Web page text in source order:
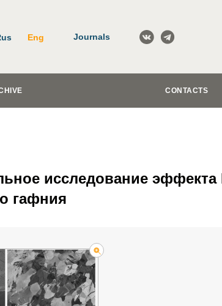
Eng Journals
CONTACTS
исследование
гафния